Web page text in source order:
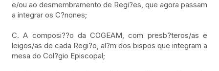
e/ou ao desmembramento de Regi?es, que agora passam
a integrar os C?nones;
C. A composi??o da COGEAM, com presb?teros/as e
leigos/as de cada Regi?o, al?m dos bispos que integram a
mesa do Col?gio Episcopal;